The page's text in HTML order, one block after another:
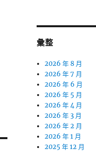
彙整
2026 年 8 月
2026 年 7 月
2026 年 6 月
2026 年 5 月
2026 年 4 月
2026 年 3 月
2026 年 2 月
2026 年 1 月
2025 年 12 月